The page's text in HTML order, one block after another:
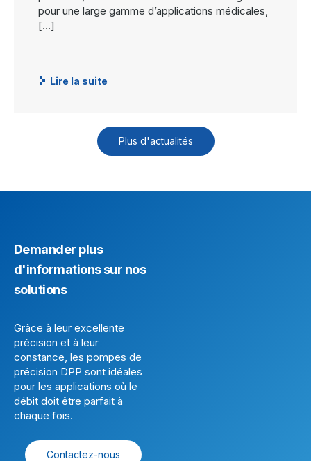
pour une large gamme d’applications médicales,
[…]
Lire la suite
Plus d'actualités
Demander plus
d'informations sur nos
solutions
Grâce à leur excellente
précision et à leur
constance, les pompes de
précision DPP sont idéales
pour les applications où le
débit doit être parfait à
chaque fois.
Contactez-nous